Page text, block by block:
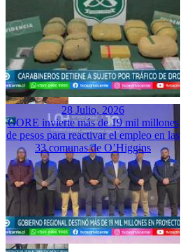
28 Julio, 2026
GORE invierte más de 19 mil millones
de pesos para reactivar el empleo en las
33 comunas de O’Higgins